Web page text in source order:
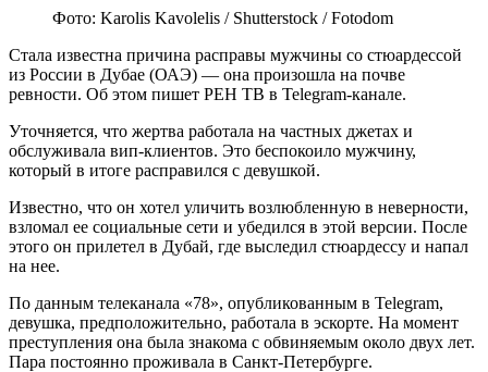
Фото: Karolis Kavolelis / Shutterstock / Fotodom
Стала известна причина расправы мужчины со стюардессой
из России в Дубае (ОАЭ) — она произошла на почве
ревности. Об этом пишет РЕН ТВ в Telegram-канале.
Уточняется, что жертва работала на частных джетах и
обслуживала вип-клиентов. Это беспокоило мужчину,
который в итоге расправился с девушкой.
Известно, что он хотел уличить возлюбленную в неверности,
взломал ее социальные сети и убедился в этой версии. После
этого он прилетел в Дубай, где выследил стюардессу и напал
на нее.
По данным телеканала «78», опубликованным в Telegram,
девушка, предположительно, работала в эскорте. На момент
преступления она была знакома с обвиняемым около двух лет.
Пара постоянно проживала в Санкт-Петербурге.